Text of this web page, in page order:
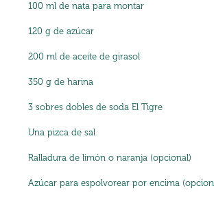
100 ml de nata para montar
120 g de azúcar
200 ml de aceite de girasol
350 g de harina
3 sobres dobles de soda El Tigre
Una pizca de sal
Ralladura de limón o naranja (opcional)
Azúcar para espolvorear por encima